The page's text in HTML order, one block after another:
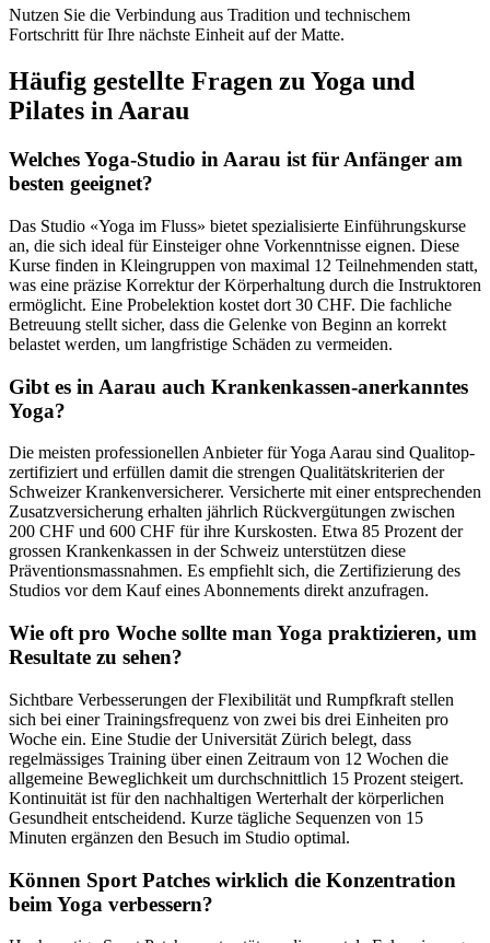
Nutzen Sie die Verbindung aus Tradition und technischem
Fortschritt für Ihre nächste Einheit auf der Matte.
Häufig gestellte Fragen zu Yoga und
Pilates in Aarau
Welches Yoga-Studio in Aarau ist für Anfänger am
besten geeignet?
Das Studio «Yoga im Fluss» bietet spezialisierte Einführungskurse
an, die sich ideal für Einsteiger ohne Vorkenntnisse eignen. Diese
Kurse finden in Kleingruppen von maximal 12 Teilnehmenden statt,
was eine präzise Korrektur der Körperhaltung durch die Instruktoren
ermöglicht. Eine Probelektion kostet dort 30 CHF. Die fachliche
Betreuung stellt sicher, dass die Gelenke von Beginn an korrekt
belastet werden, um langfristige Schäden zu vermeiden.
Gibt es in Aarau auch Krankenkassen-anerkanntes
Yoga?
Die meisten professionellen Anbieter für Yoga Aarau sind Qualitop-
zertifiziert und erfüllen damit die strengen Qualitätskriterien der
Schweizer Krankenversicherer. Versicherte mit einer entsprechenden
Zusatzversicherung erhalten jährlich Rückvergütungen zwischen
200 CHF und 600 CHF für ihre Kurskosten. Etwa 85 Prozent der
grossen Krankenkassen in der Schweiz unterstützen diese
Präventionsmassnahmen. Es empfiehlt sich, die Zertifizierung des
Studios vor dem Kauf eines Abonnements direkt anzufragen.
Wie oft pro Woche sollte man Yoga praktizieren, um
Resultate zu sehen?
Sichtbare Verbesserungen der Flexibilität und Rumpfkraft stellen
sich bei einer Trainingsfrequenz von zwei bis drei Einheiten pro
Woche ein. Eine Studie der Universität Zürich belegt, dass
regelmässiges Training über einen Zeitraum von 12 Wochen die
allgemeine Beweglichkeit um durchschnittlich 15 Prozent steigert.
Kontinuität ist für den nachhaltigen Werterhalt der körperlichen
Gesundheit entscheidend. Kurze tägliche Sequenzen von 15
Minuten ergänzen den Besuch im Studio optimal.
Können Sport Patches wirklich die Konzentration
beim Yoga verbessern?